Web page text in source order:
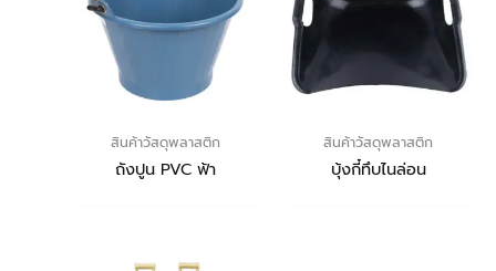
สินค้าวัสดุพลาสติก
ถังปูน PVC ฟ้า
สินค้าวัสดุพลาสติก
บุ้งกี๋ทึบไนล่อน